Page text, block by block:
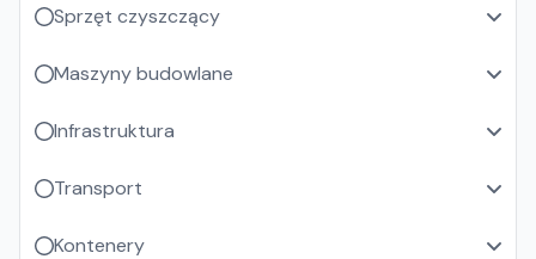
Sprzęt czyszczący
Maszyny budowlane
Infrastruktura
Transport
Kontenery